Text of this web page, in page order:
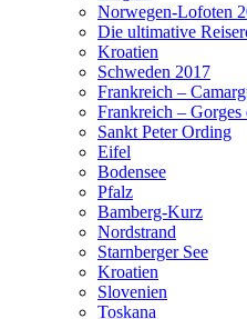
Norwegen-Lofoten
Die ultimative
Kroatien
Schweden 2017
Frankreich –
Frankreich – Gorges
Sankt Peter Ording
Eifel
Bodensee
Pfalz
Bamberg-Kurz
Nordstrand
Starnberger See
Kroatien
Slovenien
Toskana